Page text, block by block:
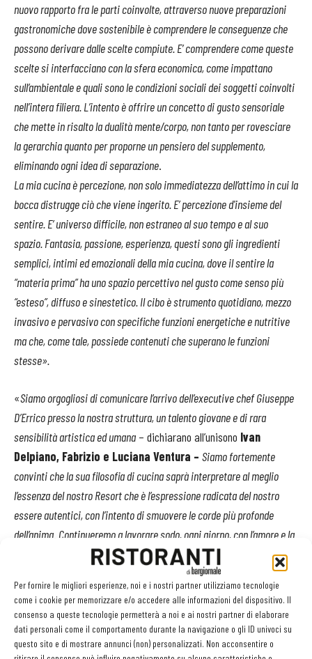
Per fornire le migliori esperienze, noi e i nostri partner utilizziamo tecnologie
come i cookie per memorizzare e/o accedere alle informazioni del dispositivo. Il
consenso a queste tecnologie permetterà a noi e ai nostri partner di elaborare
dati personali come il comportamento durante la navigazione o gli ID univoci su
questo sito e di mostrare annunci (non) personalizzati. Non acconsentire o
nuovo rapporto fra le parti coinvolte, attraverso nuove preparazioni
gastronomiche dove sostenibile è comprendere le conseguenze che
possono derivare dalle scelte compiute. E’ comprendere come queste
scelte si interfacciano con la sfera economica, come impattano
sull’ambientale e quali sono le condizioni sociali dei soggetti coinvolti
nell’intera filiera. L’intento è offrire un concetto di gusto sensoriale
che mette in risalto la dualità mente/corpo, non tanto per rovesciare
la gerarchia quanto per proporne un pensiero del supplemento,
eliminando ogni idea di separazione.
La mia cucina è percezione, non solo immediatezza dell’attimo in cui la
bocca distrugge ciò che viene ingerito. E’ percezione d'insieme del
sentire. E’ universo difficile, non estraneo al suo tempo e al suo
spazio. Fantasia, passione, esperienza, questi sono gli ingredienti
semplici, intimi ed emozionali della mia cucina, dove il sentire la
“materia prima” ha uno spazio percettivo nel gusto come senso più
“esteso”, diffuso e sinestetico.Il cibo è strumento quotidiano, mezzo
invasivo e pervasivo con specifiche funzioni energetiche e nutritive
ma che, come tale, possiede contenuti che superano le funzioni
stesse».
«Siamo orgogliosi di comunicare l’arrivo dell’executive chef Giuseppe
D’Errico presso la nostra struttura, un talento giovane e di rara
sensibilità artistica ed umana – dichiarano all’unisono Ivan
Delpiano, Fabrizio e Luciana Ventura – Siamo fortemente
convinti che la sua filosofia di cucina saprà interpretare al meglio
l’essenza del nostro Resort che è l’espressione radicata del nostro
essere autentici, con l’intento di smuovere le corde piùprofonde
dell’anima Continueremo a lavorare sodo, ogni giorno, con l’amore e la
dedizione incondizionata che ci contraddistingue, con la volontà di
continuare ad offrire ai nostri ospiti un’accoglienza sempre più unica
e di autentica bellezza, un’esperienza totalizzante a contatto con la
natura, che è sinonimo di benessere, equilibrio e rigenerazione tra
l’armonia, i suoni e i colori dell’ambiente circostante. L’executive chef
Giuseppe D’Errico interpreterà con sapienza e tecnica la visione